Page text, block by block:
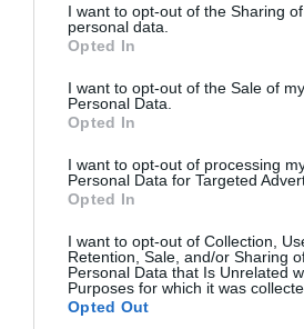
not limited to your visit or usage
grant or deny consent to Google and
use your data for below specified
consent section.
I want to opt-out of the Sharing
personal data.
Opted In
I want to opt-out of the Sale of my
Personal Data.
Opted In
I want to opt-out of processing
Personal Data for Targeted
Opted In
I want to opt-out of Collection,
Retention, Sale, and/or Sharing
Personal Data that Is Unrelated
Purposes for which it was
Opted Out
07.08.2026 | 16:02
πετούν τη νύχτα αλλά δεν θα
ρίψεις νερού»